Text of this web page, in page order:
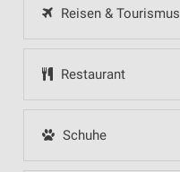
Reisen & Tourismus
Restaurant
Schuhe